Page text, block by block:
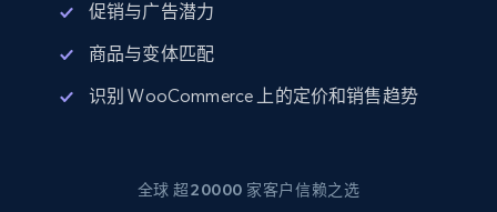
促销与广告潜力
商品与变体匹配
识别 WooCommerce 上的定价和销售趋势
全球 超20000 家客户信赖之选